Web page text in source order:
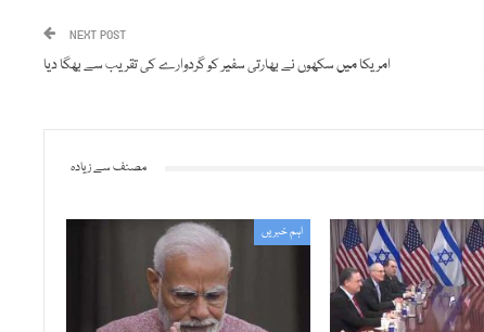
NEXT POST
امریکا میں سکھوں نے بھارتی سفیر کو گردوارے کی تقریب سے بھگا دیا
مصنف سے زیادہ
اہم خبریں